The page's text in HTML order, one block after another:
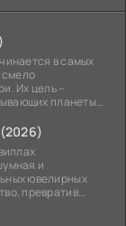
в самых
смело
Их цель –
планеты
и
ювелирных
превратив